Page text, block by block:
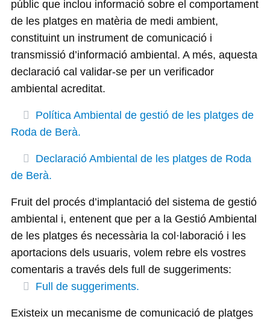
públic que inclou informació sobre el comportament
de les platges en matèria de medi ambient,
constituint un instrument de comunicació i
transmissió d’informació ambiental. A més, aquesta
declaració cal validar-se per un verificador
ambiental acreditat.
Política Ambiental de gestió de les platges de
Roda de Berà.
Declaració Ambiental de les platges de Roda
de Berà.
Fruit del procés d’implantació del sistema de gestió
ambiental i, entenent que per a la Gestió Ambiental
de les platges és necessària la col·laboració i les
aportacions dels usuaris, volem rebre els vostres
comentaris a través dels full de suggeriments:
Full de suggeriments.
Existeix un mecanisme de comunicació de platges